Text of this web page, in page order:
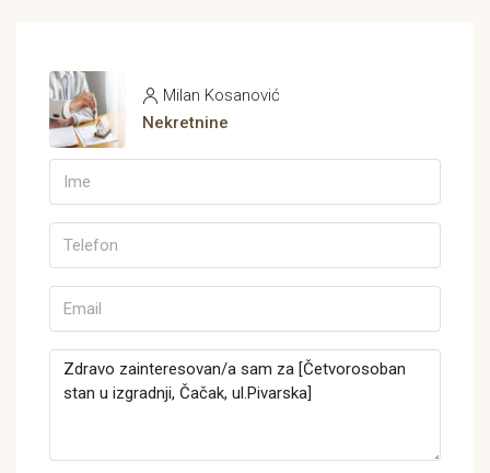
Milan Kosanović
Nekretnine